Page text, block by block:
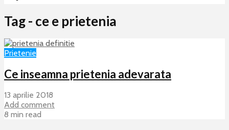
Tag - ce e prietenia
Prietenie
Ce inseamna prietenia adevarata
13 aprilie 2018
Add comment
8 min read